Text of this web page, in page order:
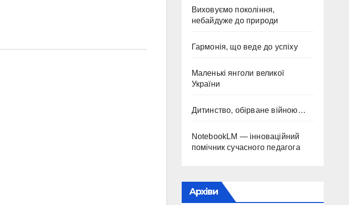
Виховуємо покоління,
небайдуже до природи
Гармонія, що веде до успіху
Маленькі янголи великої
України
Дитинство, обірване війною…
NotebookLM — інноваційний
помічник сучасного педагога
Архіви